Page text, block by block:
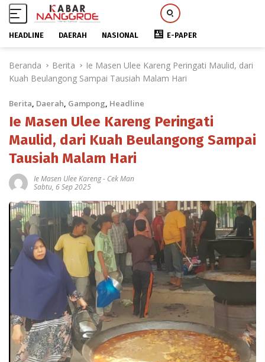
HEADLINE DAERAH NASIONAL E-PAPER
Beranda Berita
Ie Masen Ulee Kareng Peringati Maulid, dari
Kuah Beulangong Sampai Tausiah Malam Hari
Berita, Daerah, Gampong, Headline
Ie Masen Ulee Kareng Peringati
Maulid, dari Kuah Beulangong Sampai
Tausiah Malam Hari
Ie Masen Ulee Kareng- Cek Man
Sabtu, 6 Sep 2025